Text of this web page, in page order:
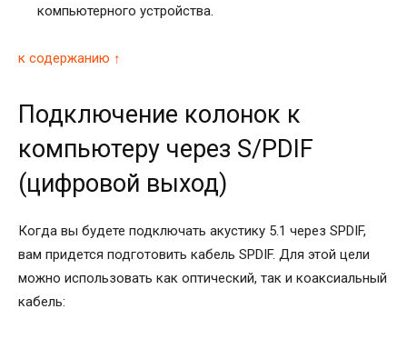
компьютерного устройства.
к содержанию ↑
Подключение колонок к
компьютеру через S/PDIF
(цифровой выход)
Когда вы будете подключать акустику 5.1 через SPDIF,
вам придется подготовить кабель SPDIF. Для этой цели
можно использовать как оптический, так и коаксиальный
кабель: